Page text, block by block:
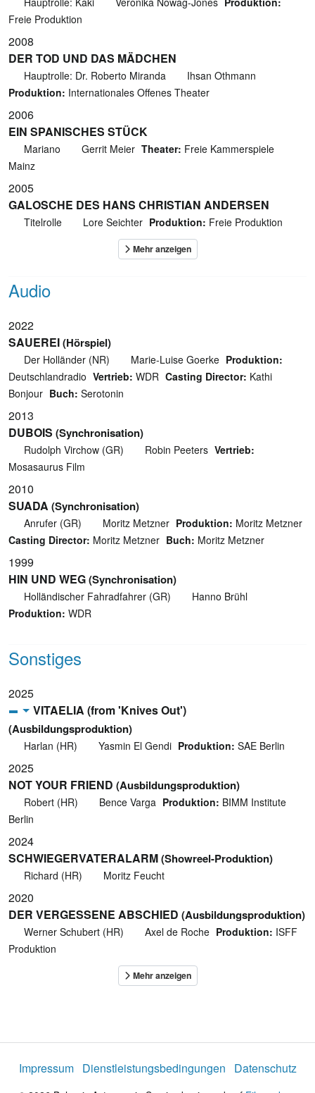
Freie Produktion
2008
DER TOD UND DAS MÄDCHEN
Hauptrolle: Dr. Roberto Miranda
Ihsan Othmann
Produktion: Internationales Offenes Theater
2006
EIN SPANISCHES STÜCK
Mariano Gerrit Meier Theater: Freie Kammerspiele
Mainz
2005
GALOSCHE DES HANS CHRISTIAN ANDERSEN
Titelrolle Lore Seichter Produktion: Freie Produktion
Audio
2022
SAUEREI(Hörspiel)
Der Holländer (NR) Marie-Luise Goerke Produktion:
Deutschlandradio Vertrieb: WDR Casting Director: Kathi
Bonjour Buch: Serotonin
2013
DUBOIS (Synchronisation)
Rudolph Virchow (GR) Robin Peeters Vertrieb:
Mosasaurus Film
2010
SUADA (Synchronisation)
Anrufer (GR) Moritz Metzner Produktion: Moritz Metzner
Casting Director: Moritz Metzner Buch: Moritz Metzner
1999
HIN UND WEG(Synchronisation)
Holländischer Fahradfahrer (GR)
Hanno Brühl
Produktion: WDR
Sonstiges
2025
VITAELIA (from 'Knives Out')
(Ausbildungsproduktion)
Harlan (HR) Yasmin El Gendi Produktion: SAE Berlin
2025
NOT YOUR FRIEND (Ausbildungsproduktion)
Robert (HR) Bence Varga Produktion: BIMM Institute
Berlin
2024
SCHWIEGERVATERALARM(Showreel-Produktion)
Richard (HR) Moritz Feucht
2020
DER VERGESSENE ABSCHIED (Ausbildungsproduktion)
Werner Schubert (HR) Axel de Roche Produktion: ISFF
Produktion
Impressum Dienstleistungsbedingungen Datenschutz